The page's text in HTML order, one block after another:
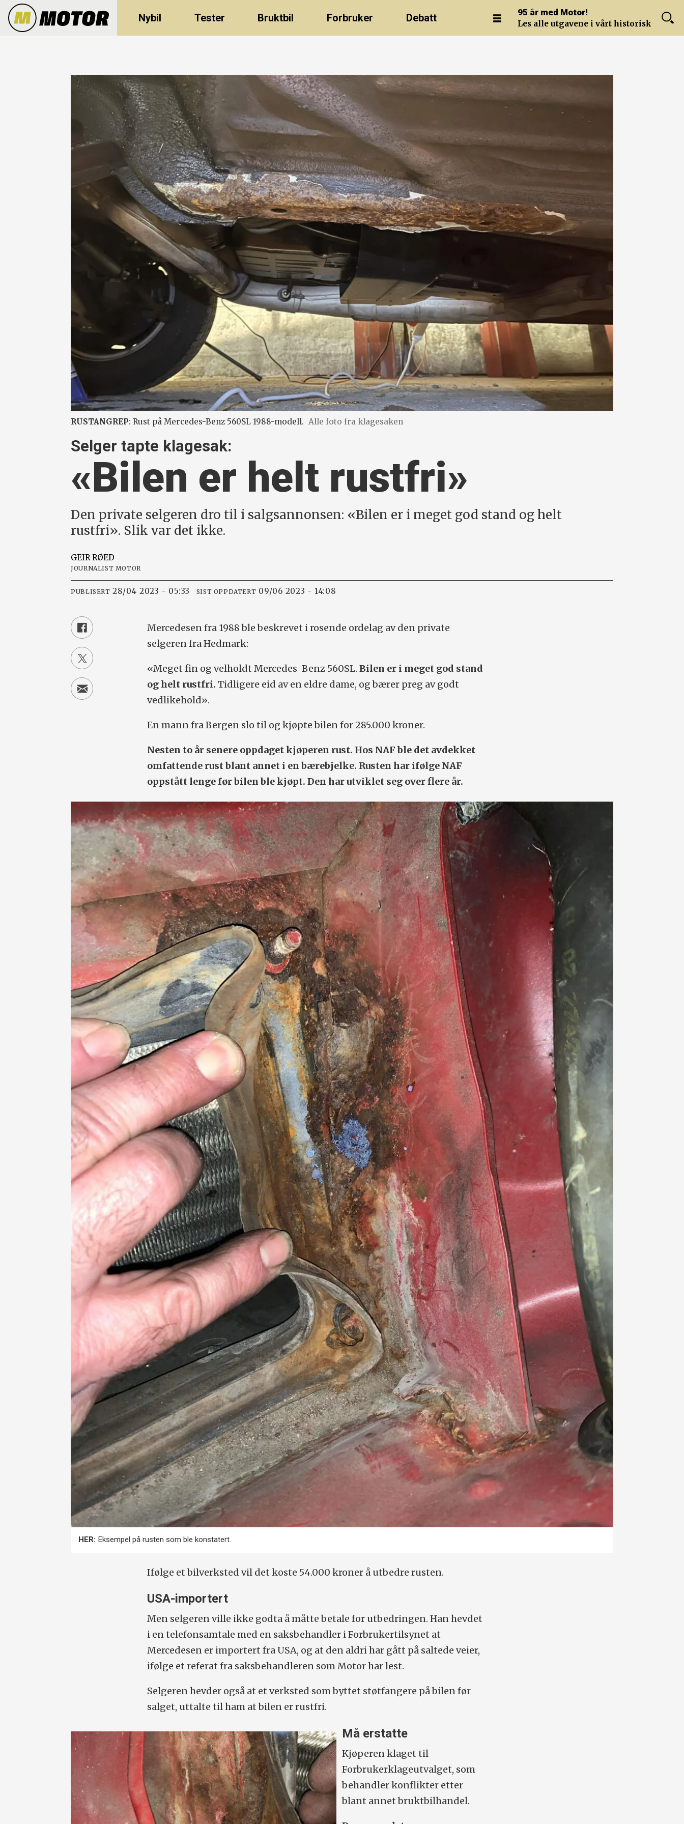
Nybil Tester Bruktbil Forbruker Debatt 95 år med Motor!
Les alle utgavene i vårt historiske arkiv.
RUSTANGREP: Rust på Mercedes-Benz 560SL 1988-modell. Alle foto fra klagesaken
Selger tapte klagesak:
«Bilen er helt rustfri»
Den private selgeren dro til i salgsannonsen: «Bilen er i meget god stand og helt
rustfri». Slik var det ikke.
GEIR RØED
JOURNALIST MOTOR
PUBLISERT 28/04 2023 - 05:33 SIST OPPDATERT 09/06 2023 - 14:08
Mercedesen fra 1988 ble beskrevet i rosende ordelag av den private
selgeren fra Hedmark:
«Meget fin og velholdt Mercedes-Benz 560SL.Bilen er i meget god stand
og helt rustfri.Tidligere eid av en eldre dame, og bærer preg av godt
vedlikehold».
En mann fra Bergen slo til og kjøpte bilen for 285.000 kroner.
Nesten to år senere oppdaget kjøperen rust. Hos NAF ble det avdekket
omfattende rust blant annet i en bærebjelke. Rusten har ifølge NAF
oppstått lenge før bilen ble kjøpt. Den har utviklet seg over flere år.
HER: Eksempel på rusten som ble konstatert.
Ifølge et bilverksted vil det koste 54.000 kroner å utbedre rusten.
USA-importert
Men selgeren ville ikke godta å måtte betale for utbedringen. Han hevdet
i en telefon­samtale med en saksbehandler i Forbrukertilsynet at
Mercedesen er importert fra USA, og at den aldri har gått på saltede veier,
ifølge et referat fra saks­behandleren som Motor har lest.
Selgeren hevder også at et verksted som byttet støtfangere på bilen før
salget, uttalte til ham at bilen er rustfri.
Må erstatte
Kjøperen klaget til
Forbrukerklage­utvalget, som
behandler konflikter etter
blant annet bruktbilhandel.